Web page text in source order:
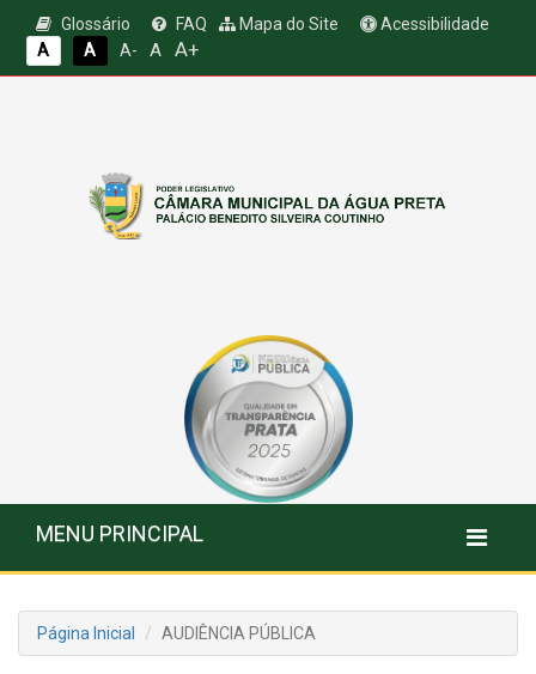
Glossário FAQ Mapa do Site
Acessibilidade
A
A A- A A+
MENU PRINCIPAL
Página Inicial AUDIÊNCIA PÚBLICA